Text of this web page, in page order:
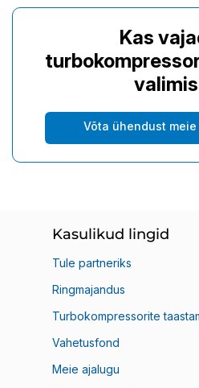
Kas
Võta ühendust
Kasulikud lingid
Tule partneriks
Ringmajandus
Turbokompressorite
Vahetusfond
Meie ajalugu